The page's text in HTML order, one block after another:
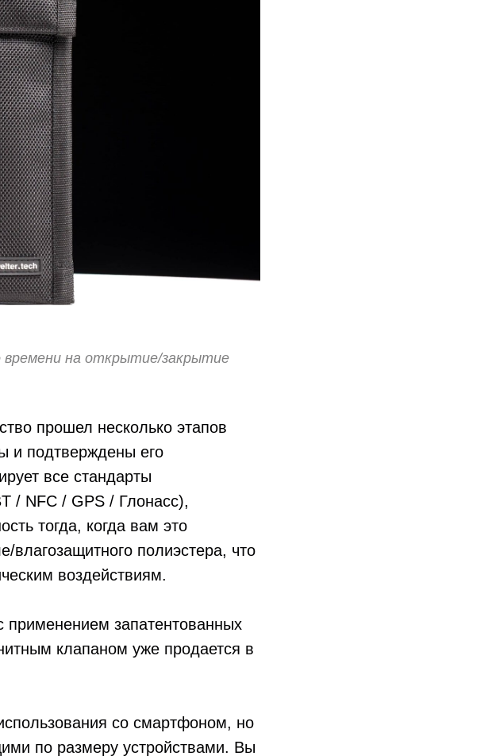
на открытие/закрытие
прошел несколько этапов
и подтверждены его
все стандарты
/ NFC / GPS / Глонасс),
тогда, когда вам это
полиэстера, что
воздействиям.
применением запатентованных
клапаном уже продается в
со смартфоном, но
по размеру устройствами. Вы